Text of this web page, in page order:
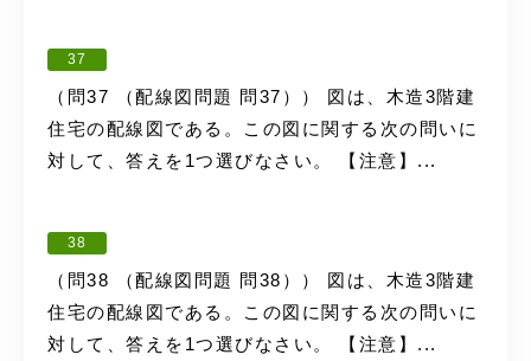
37
（問37 （配線図問題 問37）） 図は、木造3階建
住宅の配線図である。この図に関する次の問いに
対して、答えを1つ選びなさい。 【注意】...
38
（問38 （配線図問題 問38）） 図は、木造3階建
住宅の配線図である。この図に関する次の問いに
対して、答えを1つ選びなさい。 【注意】...